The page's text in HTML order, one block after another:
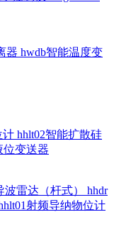
器 hwdb智能温度变
计 hhlt02智能扩散硅
位变送器
波雷达（杆式） hhdr
射频导纳物位计